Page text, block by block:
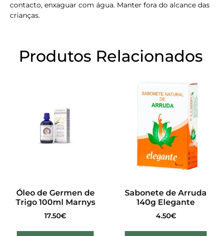
contacto, enxaguar com água. Manter fora do alcance das
crianças.
Produtos Relacionados
Óleo de Germen de
Trigo 100ml Marnys
17.50€
Sabonete de Arruda
140g Elegante
4.50€